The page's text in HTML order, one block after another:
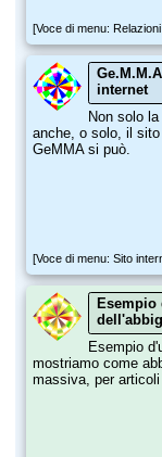
[Voce di menu:
internet
Non solo
anche, o solo, il
GeMMA si può.
[Voce di menu: Sito
Esempio
Esempio
mostriamo come
massiva, per articoli